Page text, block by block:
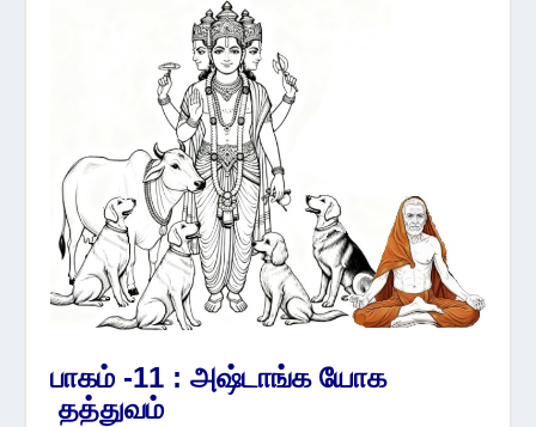
பாகம் -11 : அஷ்டாங்க யோக
தத்துவம்